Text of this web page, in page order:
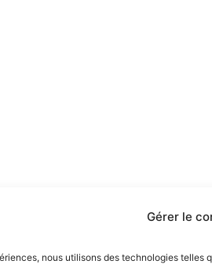
Gérer le
nous utilisons des technologies